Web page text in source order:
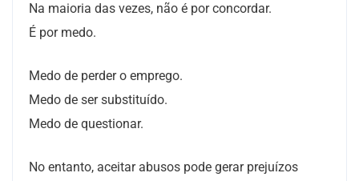
Na maioria das vezes, não é por concordar.
É por medo.
Medo de perder o emprego.
Medo de ser substituído.
Medo de questionar.
No entanto, aceitar abusos pode gerar prejuízos